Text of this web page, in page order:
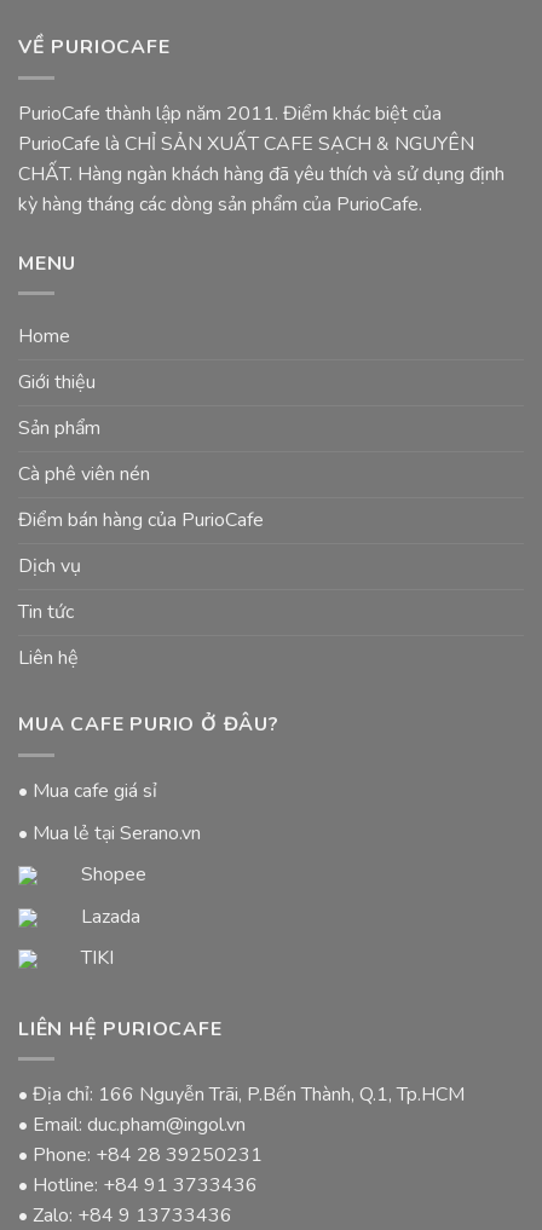
VỀ PURIOCAFE
PurioCafe thành lập năm 2011. Điểm khác biệt của
PurioCafe là CHỈ SẢN XUẤT CAFE SẠCH & NGUYÊN
CHẤT. Hàng ngàn khách hàng đã yêu thích và sử dụng định
kỳ hàng tháng các dòng sản phẩm của PurioCafe.
MENU
Home
Giới thiệu
Sản phẩm
Cà phê viên nén
Điểm bán hàng của PurioCafe
Dịch vụ
Tin tức
Liên hệ
MUA CAFE PURIO Ở ĐÂU?
• Mua cafe giá sỉ
• Mua lẻ tại Serano.vn
Shopee
Lazada
TIKI
LIÊN HỆ PURIOCAFE
• Địa chỉ: 166 Nguyễn Trãi, P.Bến Thành, Q.1, Tp.HCM
• Email: duc.pham@ingol.vn
• Phone: +84 28 39250231
• Hotline: +84 91 3733436
• Zalo: +84 9 13733436